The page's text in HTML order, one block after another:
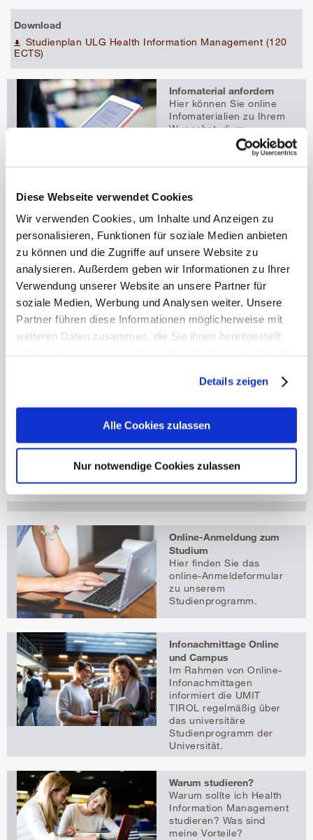
Diese Webseite verwendet Cookies
Wir verwenden Cookies, um Inhalte und Anzeigen zu
personalisieren, Funktionen für soziale Medien anbieten
zu können und die Zugriffe auf unsere Website zu
analysieren. Außerdem geben wir Informationen zu Ihrer
Verwendung unserer Website an unsere Partner für
soziale Medien, Werbung und Analysen weiter. Unsere
Partner führen diese Informationen möglicherweise mit
weiteren Daten zusammen, die Sie ihnen bereitgestellt
Details zeigen
Alle Cookies zulassen
Nur notwendige Cookies zulassen
Download
Studienplan ULG Health Information Management (120
ECTS)
Infomaterial anfordern
Hier können Sie online
Infomaterialien zu Ihrem
Wunschstudium
Bei Fragen gerne
Univ.-Prof. Dr. Elske
Ammenwerth, M.Sc.,
MET
elske.ammenwerth@umit-
tirol.at
t+43 50 8648 3809
Auszeichnung für gute
wir soeben den
Profformance-Preis für
gestützte Lehre" erhalten
Anerkennung stärkt unser
Engagement für
Online-Anmeldung zum
Studium
Hier finden Sie das
online-Anmeldeformular
zu unserem
Studienprogramm.
Infonachmittage Online
und Campus
Im Rahmen von Online-
Infonachmittagen
informiert die UMIT
TIROL regelmäßig über
das universitäre
Studienprogramm der
Universität.
Warum studieren?
Warum sollte ich Health
Information Management
studieren? Was sind
meine Vorteile?